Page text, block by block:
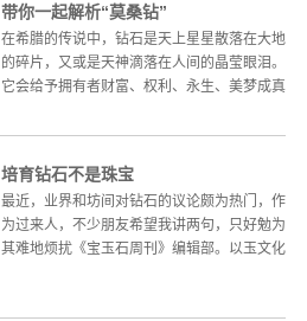
带你一起解析“莫桑钻”
在希腊的传说中，钻石是天上星星散落在大地
的碎片，又或是天神滴落在人间的晶莹眼泪。
它会给予拥有者财富、权利、永生、美梦成真
培育钻石不是珠宝
最近，业界和坊间对钻石的议论颇为热门，作
为过来人，不少朋友希望我讲两句，只好勉为
其难地烦扰《宝玉石周刊》编辑部。以玉文化